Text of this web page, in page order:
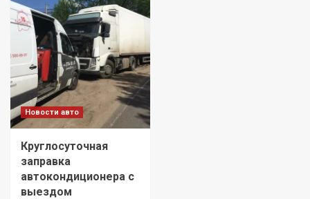
Новости авто
Круглосуточная
заправка
автокондиционера с
выездом